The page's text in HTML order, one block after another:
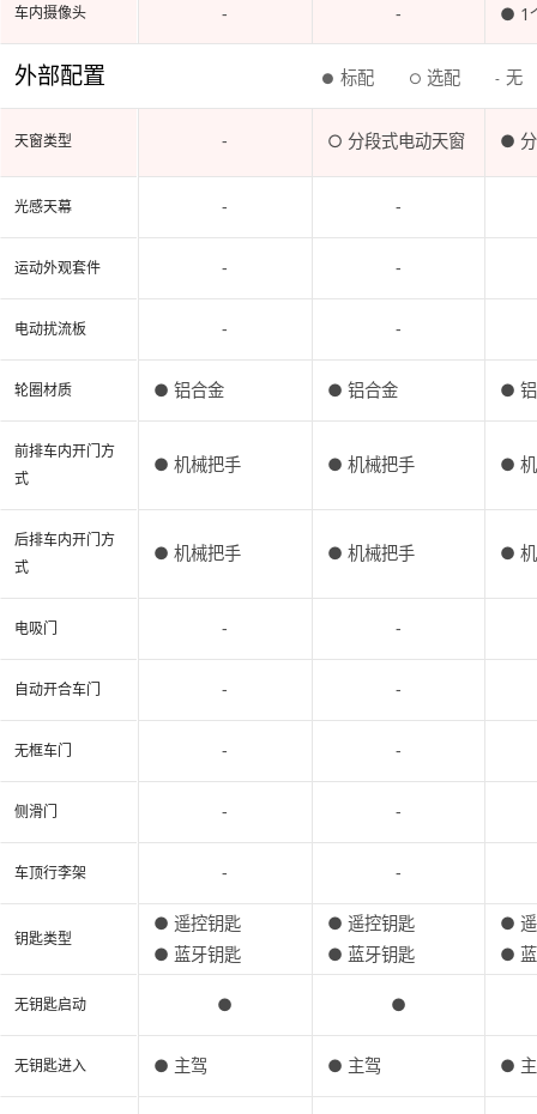
车内摄像头
外部配置 ● 标配 ○ 选配 - 无
天窗类型
光感天幕
运动外观套件
电动扰流板
轮圈材质
前排车内开门方
式
后排车内开门方
式
电吸门
自动开合车门
无框车门
侧滑门
车顶行李架
钥匙类型
无钥匙启动
无钥匙进入
- - ● 1
- ○ 分段式电动天窗 ●
- -
- -
- -
● 铝合金 ● 铝合金 ●
● 机械把手 ● 机械把手 ●
● 机械把手 ● 机械把手 ●
- -
- -
- -
- -
- -
● 遥控钥匙
● 蓝牙钥匙
● 遥控钥匙
● 蓝牙钥匙
●
●
● ●
● 主驾 ● 主驾 ●